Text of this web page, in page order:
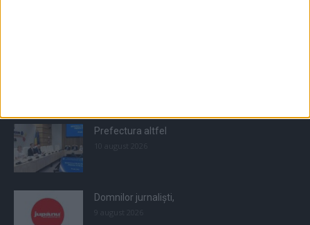
Prefectura altfel
Domnilor jurnaliști,